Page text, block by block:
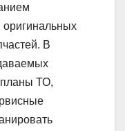
оригинальных
В
ТО,